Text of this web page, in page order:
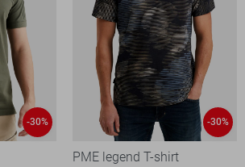
-30% -30%
PME legend T-shirt